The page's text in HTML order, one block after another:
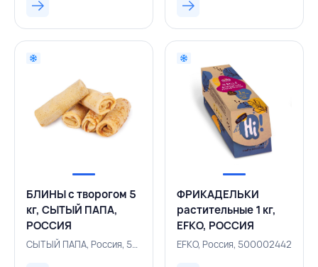
БЛИНЫ с творогом 5
кг, СЫТЫЙ ПАПА,
РОССИЯ
СЫТЫЙ ПАПА, Россия, 500001870
ФРИКАДЕЛЬКИ
растительные 1 кг,
EFKO, РОССИЯ
EFKO, Россия, 500002442